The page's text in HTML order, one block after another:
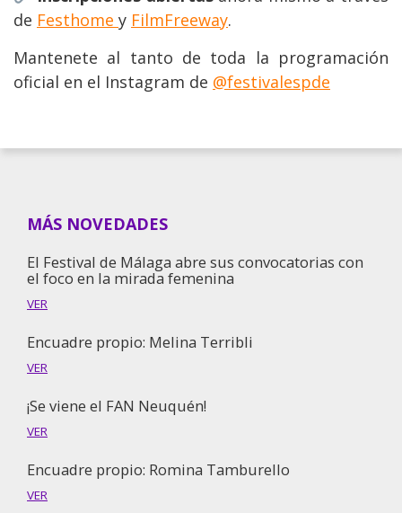
de Festhome y FilmFreeway.
Mantenete al tanto de toda la programación
oficial en el Instagram de @festivalespde
MÁS NOVEDADES
El Festival de Málaga abre sus convocatorias con
el foco en la mirada femenina
VER
Encuadre propio: Melina Terribli
VER
¡Se viene el FAN Neuquén!
VER
Encuadre propio: Romina Tamburello
VER